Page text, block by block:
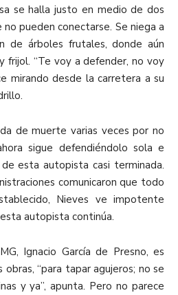
se halla justo en medio de dos
pueden conectarse. Se niega a
de árboles frutales, donde aún
frijol. “Te voy a defender, no voy
mirando desde la carretera a su
.
de muerte varias veces por no
sigue defendiéndolo sola e
esta autopista casi terminada.
comunicaron que todo
Nieves ve impotente
autopista continúa.
Ignacio García de Presno, es
obras, “para tapar agujeros; no se
y ya”, apunta. Pero no parece